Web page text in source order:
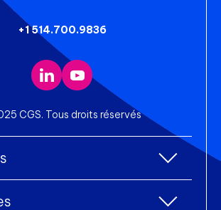
+1 514.700.9836
CGS. Tous droits réservés